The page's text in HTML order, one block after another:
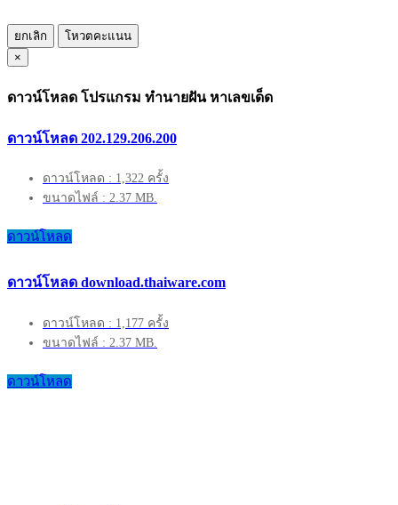
ยกเลิก
โหวตคะแนน
×
ดาวน์โหลด โปรแกรม ทำนายฝัน หาเลขเด็ด
ดาวน์โหลด 202.129.206.200
ดาวน์โหลด : 1,322 ครั้ง
ขนาดไฟล์ : 2.37 MB.
ดาวน์โหลด
ดาวน์โหลด download.thaiware.com
ดาวน์โหลด : 1,177 ครั้ง
ขนาดไฟล์ : 2.37 MB.
ดาวน์โหลด